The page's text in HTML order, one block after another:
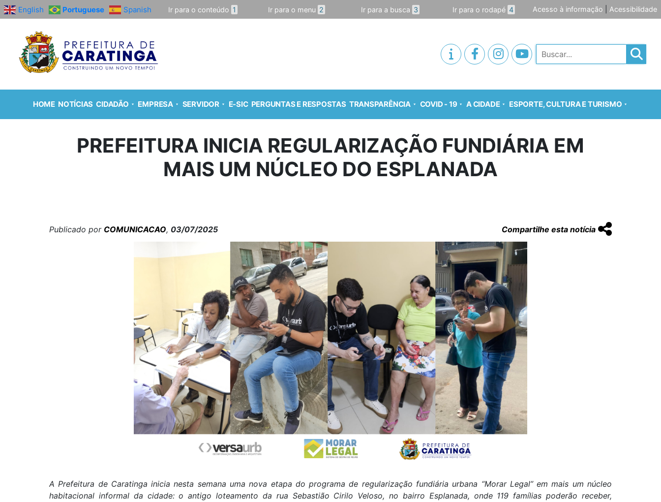
English Portuguese Spanish Ir para o conteúdo 1 Ir para o menu 2 Ir para a busca 3 Ir para o rodapé 4 Acesso à informação Acessibilidade
Pesquisar
HOME NOTÍCIAS CIDADÃO EMPRESA SERVIDOR E-SIC PERGUNTAS E RESPOSTAS TRANSPARÊNCIA COVID - 19 A CIDADE ESPORTE, CULTURA E TURISMO
PREFEITURA INICIA REGULARIZAÇÃO FUNDIÁRIA EM
MAIS UM NÚCLEO DO ESPLANADA
Publicado por COMUNICACAO, 03/07/2025 Compartilhe esta notícia
A Prefeitura de Caratinga inicia nesta semana uma nova etapa do programa de regularização fundiária urbana “Morar Legal” em mais um núcleo
habitacional informal da cidade: o antigo loteamento da rua Sebastião Cirilo Veloso, no bairro Esplanada, onde 119 famílias poderão receber,